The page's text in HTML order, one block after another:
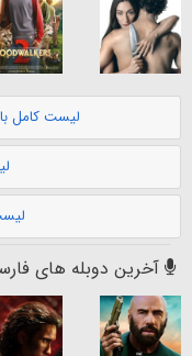
لیست کامل
آخرین دوبله های